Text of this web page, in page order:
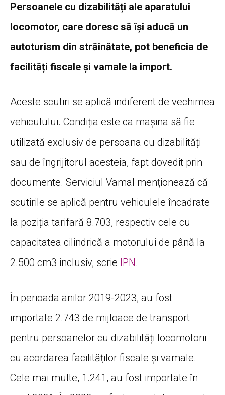
Persoanele cu dizabilități ale aparatului
locomotor, care doresc să își aducă un
autoturism din străinătate, pot beneficia de
facilități fiscale și vamale la import.
Aceste scutiri se aplică indiferent de vechimea
vehiculului. Condiția este ca mașina să fie
utilizată exclusiv de persoana cu dizabilități
sau de îngrijitorul acesteia, fapt dovedit prin
documente. Serviciul Vamal menționează că
scutirile se aplică pentru vehiculele încadrate
la poziția tarifară 8.703, respectiv cele cu
capacitatea cilindrică a motorului de până la
2.500 cm3 inclusiv, scrie IPN .
În perioada anilor 2019-2023, au fost
importate 2.743 de mijloace de transport
pentru persoanelor cu dizabilități locomotorii
cu acordarea facilităților fiscale și vamale.
Cele mai multe, 1.241, au fost importate în